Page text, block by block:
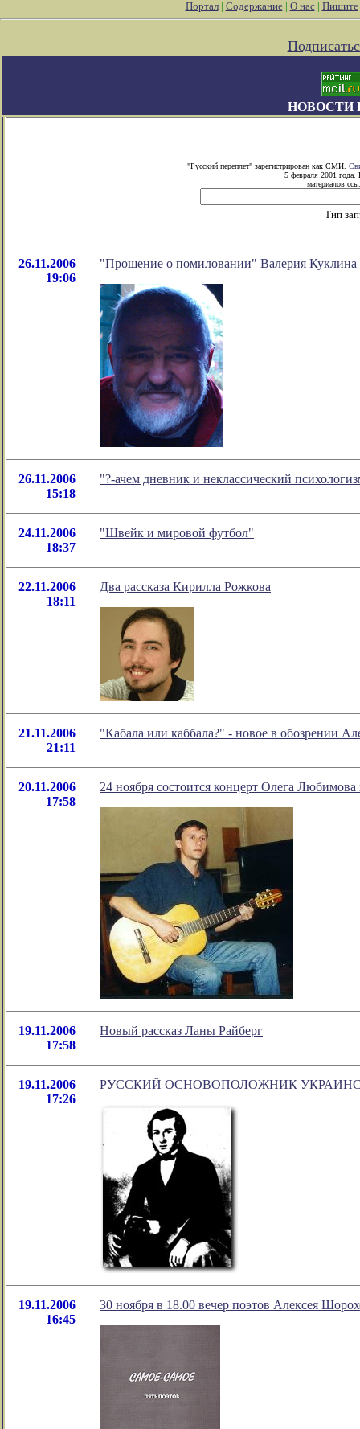
Портал| Содержание| О нас| Пишите
НОВОСТИ
"Русский переплет" зарегистрирован как СМИ.
5 февраля 2001 года.
материалов
Тип
26.11.2006
19:06
"Прошение о помиловании" Валерия Куклина
26.11.2006
15:18
"?-ачем дневник и неклассический
24.11.2006
18:37
"Швейк и мировой футбол"
22.11.2006
18:11
Два рассказа Кирилла Рожкова
21.11.2006
21:11
"Кабала или каббала?" - новое в обозрении
20.11.2006
17:58
24 ноября состоится концерт Олега
19.11.2006
17:58
Новый рассказ Ланы Райберг
19.11.2006
17:26
РУССКИЙ ОСНОВОПОЛОЖНИК
19.11.2006
16:45
30 ноября в 18.00 вечер поэтов Алексея